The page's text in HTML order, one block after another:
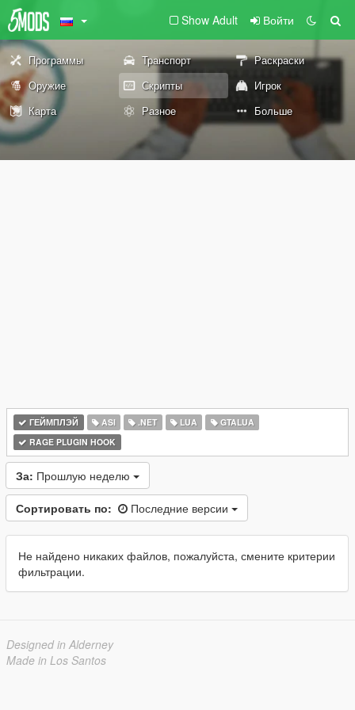
Show Adult Войти
Программы Транспорт
Раскраски
Оружие
Скрипты
Игрок
Карта
Разное Больше
ГЕЙМПЛЭЙ ASI .NET LUA
GTALUA
RAGE PLUGIN HOOK
За: Прошлую неделю
Сортировать по: Последние версии
Не найдено никаких файлов, пожалуйста, смените критерии
фильтрации.
Designed in Alderney
Made in Los Santos